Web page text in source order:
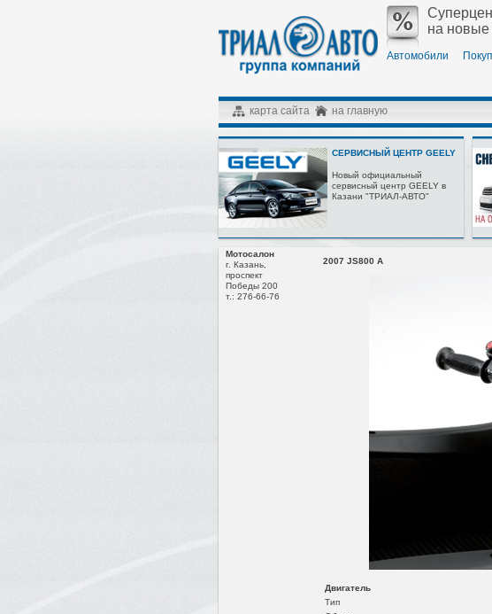
на новые
Автомобили
карта сайта на главную
СЕРВИСНЫЙ ЦЕНТР GEELY
Новый официальный
сервисный центр GEELY в
Казани "ТРИАЛ-АВТО"
Мотосалон
г. Казань,
проспект
Победы 200
т.: 276-66-76
2007 JS800 A
Двигатель
Тип